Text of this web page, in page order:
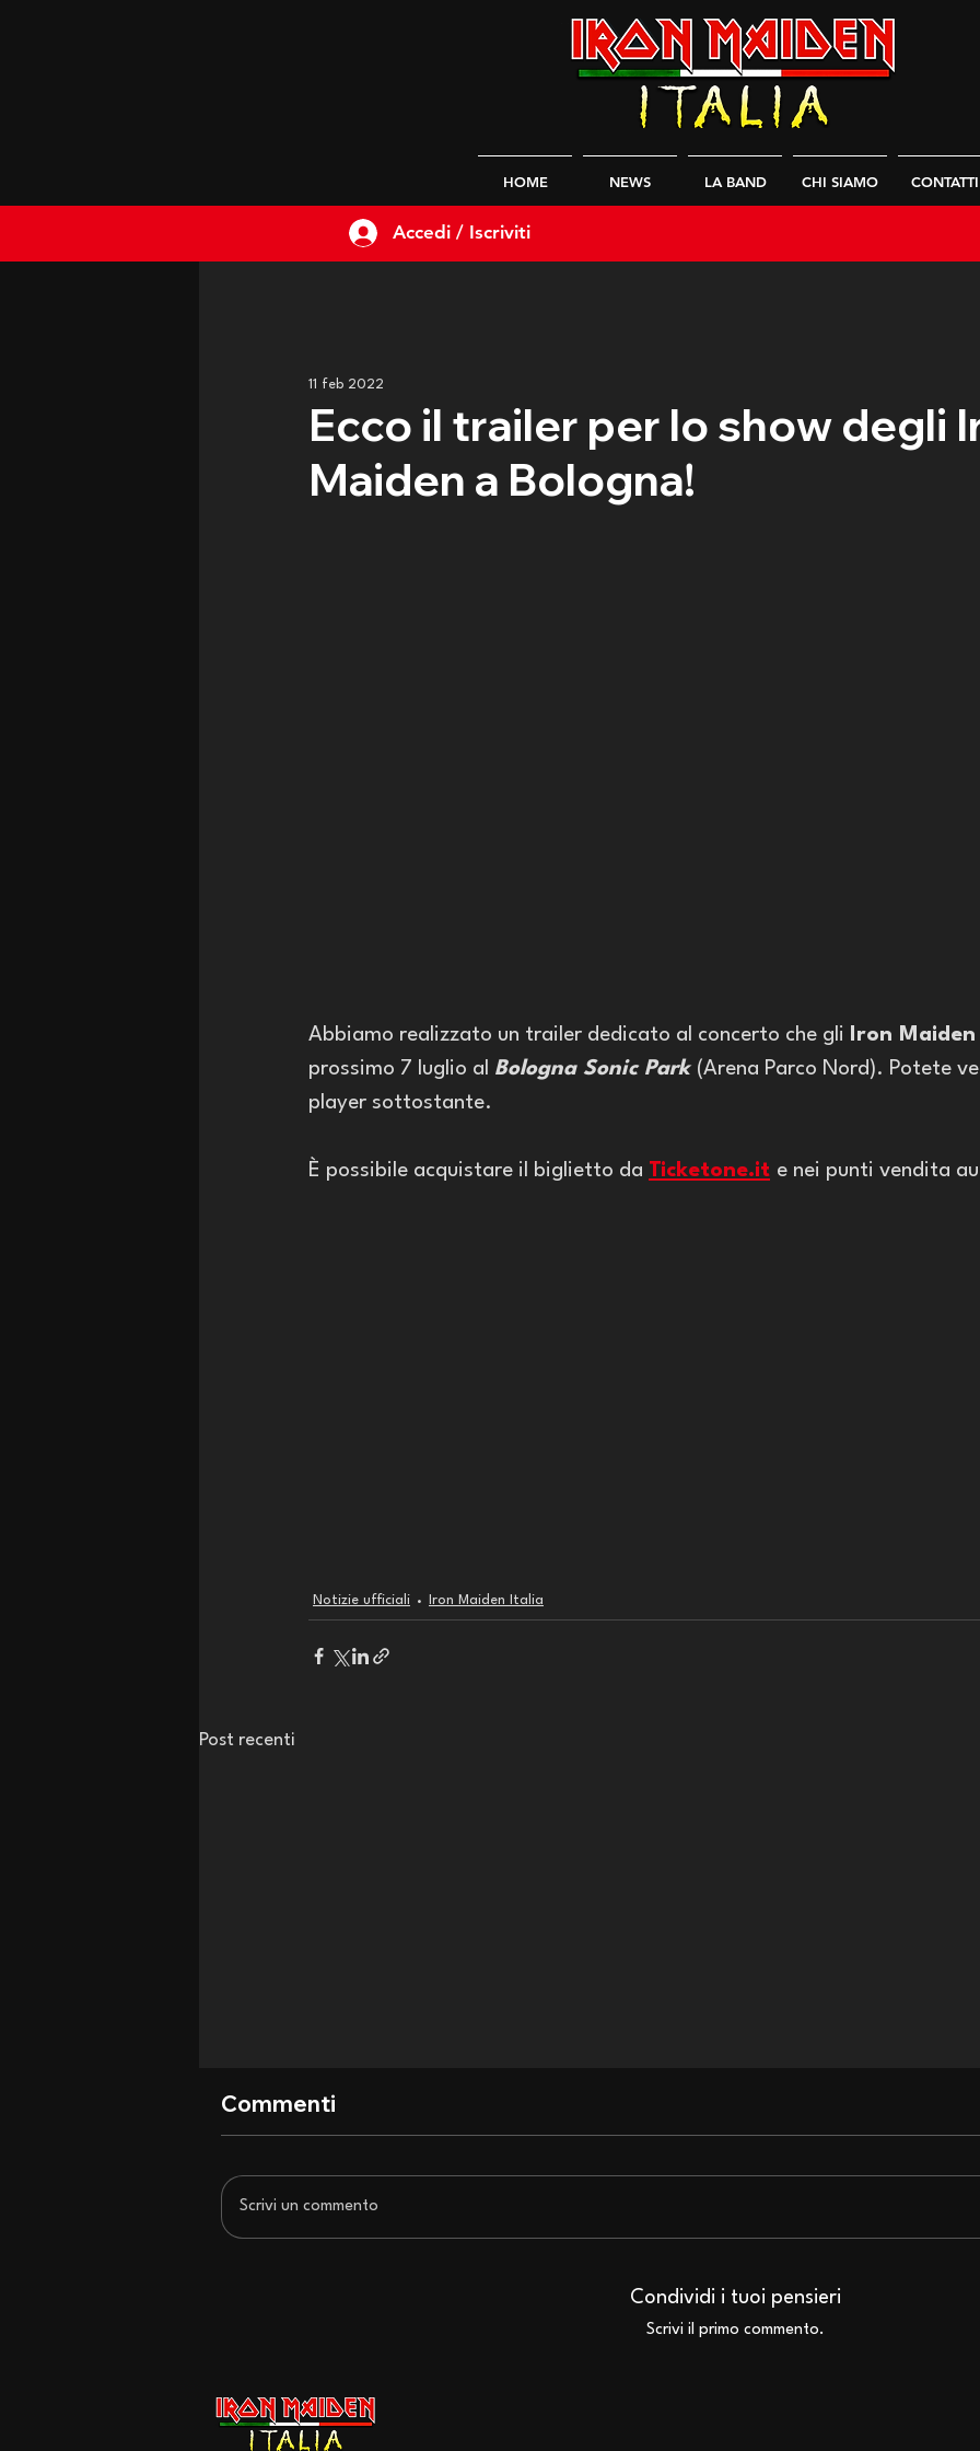
HOME NEWS LA BAND CHI SIAMO CONTATTI
Accedi / Iscriviti
Ecco il trailer per lo show degli
Maiden a Bologna!
11 feb 2022
Abbiamo realizzato un trailer dedicato al concerto che gli Iron Maiden
prossimo 7 luglio al Bologna Sonic Park (Arena Parco Nord). Potete
player sottostante.
È possibile acquistare il biglietto da Ticketone.it e nei punti vendita
Notizie ufficiali Iron Maiden Italia
Post recenti
l'edizione italiana dei
fumetti di The Mandrake
Project
Commenti
Scrivi un commento
Condividi i tuoi pensieri
Scrivi il primo commento.